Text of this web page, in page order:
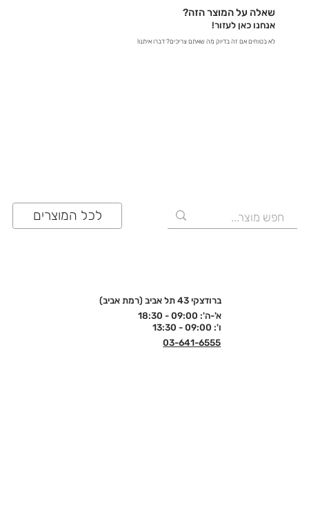
ולוודא שתעשו את הבחירה הנכונה!
שאלה על המוצר הזה?
אנחנו כאן לעזור!
לא בטוחים אם זה בדיוק מה שאתם צריכים? דברו איתנו!
לכל המוצרים
ברודצקי 43 תל אביב (רמת אביב)
א'-ה': 09:00 - 18:30
ו': 09:00 - 13:30
03-641-6555